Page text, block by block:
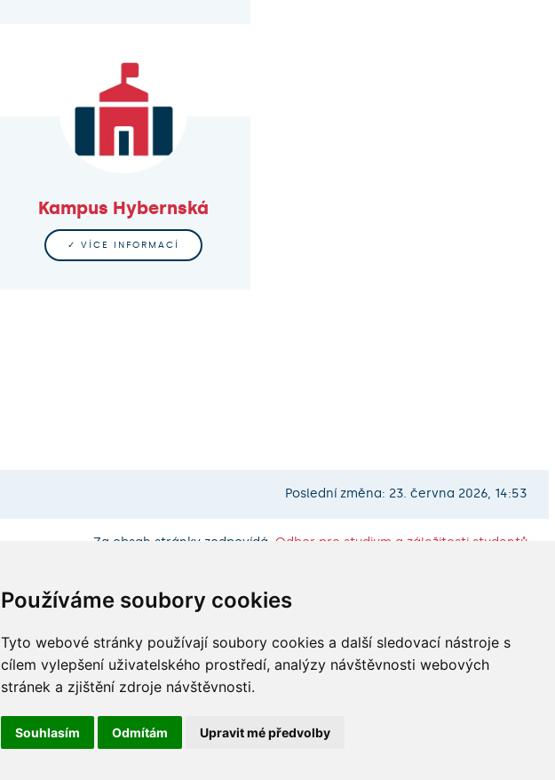
Používáme soubory cookies
Tyto webové stránky používají soubory cookies a další sledovací nástroje s
cílem vylepšení uživatelského prostředí, analýzy návštěvnosti webových
stránek a zjištění zdroje návštěvnosti.
Souhlasím Odmítám Upravit mé předvolby
Kampus Hybernská
✓ VÍCE INFORMACÍ
Poslední změna: 23. června 2026, 14:53
Za obsah stránky zodpovídá: Odbor pro studium a záležitosti studentů